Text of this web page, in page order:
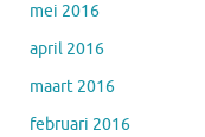
mei 2016
april 2016
maart 2016
februari 2016